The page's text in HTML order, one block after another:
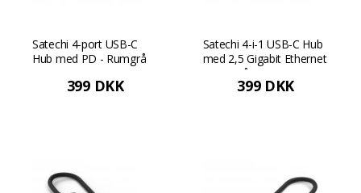
Satechi 4-port USB-C
Hub med PD - Rumgrå
399 DKK
Satechi 4-i-1 USB-C Hub
med 2,5 Gigabit Ethernet
- Rumgrå
399 DKK